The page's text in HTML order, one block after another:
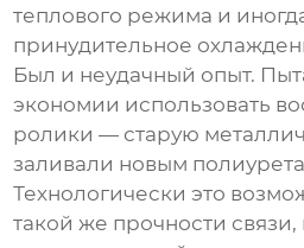
теплового режима и
принудительное
Был и неудачный опыт.
экономии использовать
ролики — старую
заливали новым
Технологически это
такой же прочности связи,